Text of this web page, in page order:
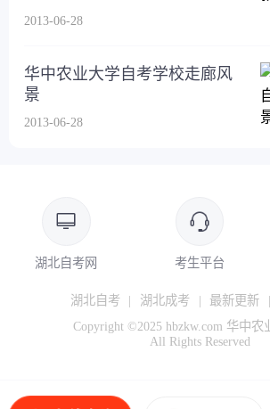
2013-06-28
华中农业大学自考学校走廊风
景
2013-06-28
湖北自考网 考生平台
湖北自考 | 湖北成考 | 最新更新 |
Copyright ©2025 hbzkw.com 华中农
All Rights Reserved